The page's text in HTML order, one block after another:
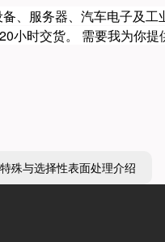
、服务器、汽车电子及
小时交货‌。 需要我为你
殊与选择性表面处理介绍